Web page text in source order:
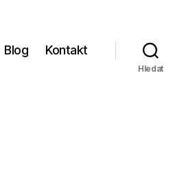
Blog Kontakt
Hledat